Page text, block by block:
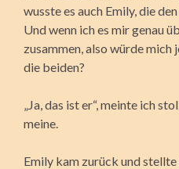
wusste es auch Emily, die
Und wenn ich es mir genau
zusammen, also würde mich
die beiden?
„Ja, das ist er“, meinte ich
meine.
Emily kam zurück und stellte